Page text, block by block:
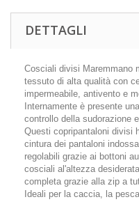
DETTAGLI
Cosciali divisi Maremmano
tessuto di alta qualità con
impermeabile, antivento e
Internamente è presente
controllo della sudorazione
Questi copripantaloni divisi
cintura dei pantaloni
regolabili grazie ai bottoni
cosciali al'altezza
completa grazie alla zip a
Ideali per la caccia, la